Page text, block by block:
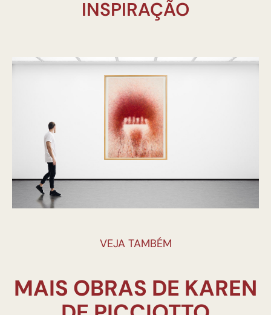
INSPIRAÇÃO
VEJA TAMBÉM
MAIS OBRAS DE KAREN